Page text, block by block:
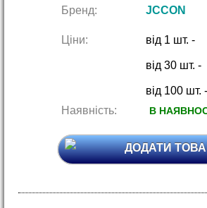
Бренд: JCCON
Ціни: від 1 шт. -
від 30 шт. -
від 100 шт. -
Наявність: В
ДОДАТИ